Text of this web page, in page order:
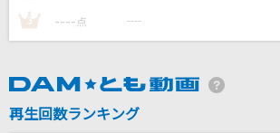
3 ---- 点 ----
再生回数ランキング